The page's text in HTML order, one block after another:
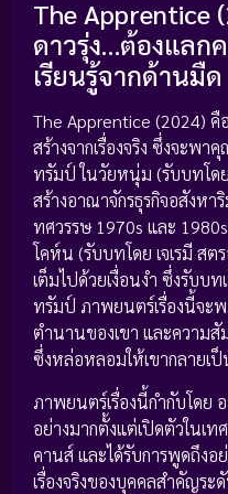
The Apprentice
ดาวรุ่ง…ต้องแลก
เรียนรู้จากด้านมืด
The Apprentice (2024)
สร้างจากเรื่องจริง ซึ่งจะพา
ทรัมป์ ในวัยหนุ่ม (รับบทโด
สร้างอาณาจักรธุรกิจอสังห
ทศวรรษ 1970s และ
โคห์น (รับบทโดย เจเรมี ส
เต็มไปด้วยเงื่อนงำ ซึ่งรับบ
ทรัมป์ ภาพยนตร์เรื่องนี้จะพ
ตำนานของเขา และความ
ซึ่งหล่อหลอมให้เขากลายเ
ภาพยนตร์เรื่องนี้กำกับโดย
อย่างมากตั้งแต่เปิดตัวในเ
คานส์ และได้รับการพูดถึงอ
เรื่องจริงของบุคคลสำคัญระ